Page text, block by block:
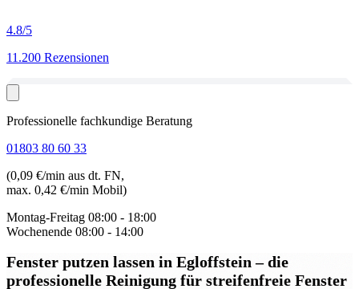
4.8/5
11.200 Rezensionen
Professionelle fachkundige Beratung
01803 80 60 33
(0,09 €/min aus dt. FN,
max. 0,42 €/min Mobil)
Montag-Freitag 08:00 - 18:00
Wochenende 08:00 - 14:00
Fenster putzen lassen in Egloffstein– die
professionelle Reinigung für streifenfreie Fenster